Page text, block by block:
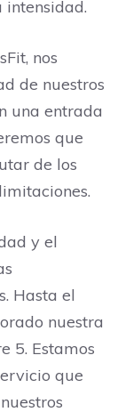
nos
de nuestros
una entrada
que
de los
y el
Hasta el
nuestra
5. Estamos
que